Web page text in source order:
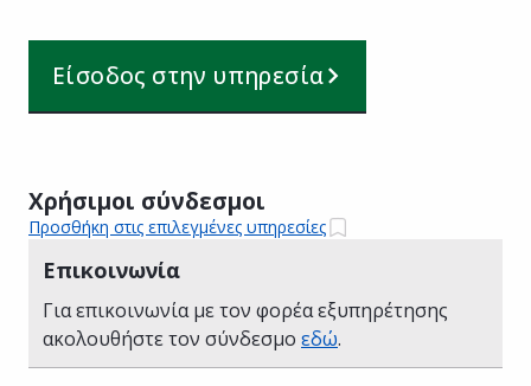
Είσοδος στην υπηρεσία
Χρήσιμοι σύνδεσμοι
Προσθήκη στις επιλεγμένες υπηρεσίες
Επικοινωνία
Για επικοινωνία με τον φορέα εξυπηρέτησης
ακολουθήστε τον σύνδεσμο εδώ.